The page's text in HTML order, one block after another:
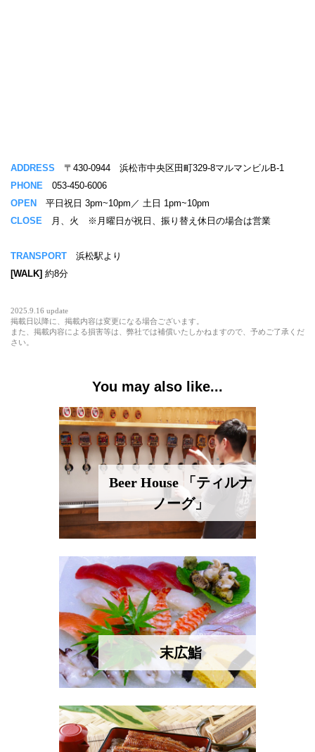
ADDRESS
〒430-0944 浜松市中央区田町329-8マルマンビルB-1
PHONE
053-450-6006
OPEN
平日祝日 3pm~10pm／ 土日 1pm~10pm
CLOSE
月、火 ※月曜日が祝日、振り替え休日の場合は営業
TRANSPORT
浜松駅より
[WALK] 約8分
2025.9.16 update
掲載日以降に、掲載内容は変更になる場合ございます。
また、掲載内容による損害等は、弊社では補償いたしかねますので、予めご了承くだ
さい。
You may also like...
Beer House 「ティルナ
ノーグ」
末広鮨